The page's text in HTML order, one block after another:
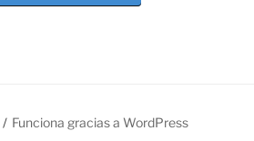
Funciona gracias a WordPress